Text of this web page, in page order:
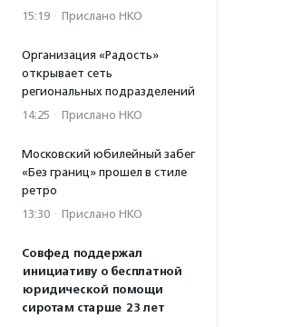
15:19 · Прислано НКО
Организация «Радость»
открывает сеть
региональных подразделений
14:25 · Прислано НКО
Московский юбилейный забег
«Без границ» прошел в стиле
ретро
13:30 · Прислано НКО
Совфед поддержал
инициативу о бесплатной
юридической помощи
сиротам старше 23 лет